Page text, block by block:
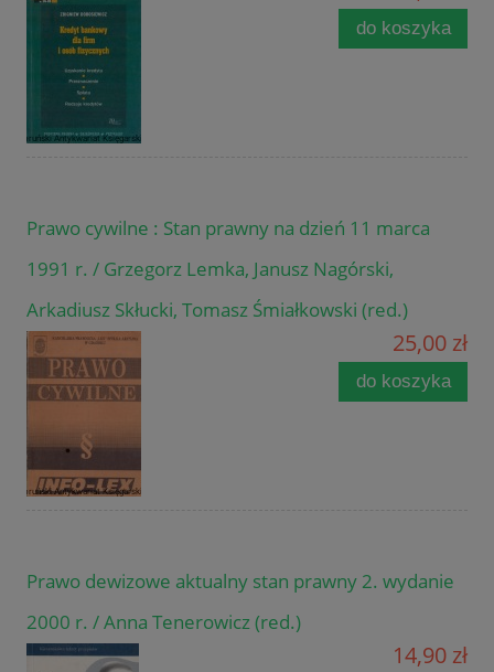
do koszyka
Prawo cywilne : Stan prawny na dzień 11 marca
1991 r. / Grzegorz Lemka, Janusz Nagórski,
Arkadiusz Skłucki, Tomasz Śmiałkowski (red.)
25,00 zł
do koszyka
Prawo dewizowe aktualny stan prawny 2. wydanie
2000 r. / Anna Tenerowicz (red.)
14,90 zł